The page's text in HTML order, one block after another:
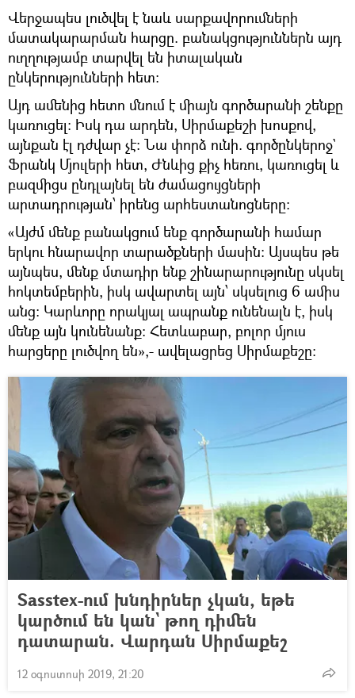
Վերջապես լուծվել է նաև սարքավորումների
մատակարարման հարցը. բանակցություններն այդ
ուղղությամբ տարվել են իտալական
ընկերությունների հետ։
Այդ ամենից հետո մնում է միայն գործարանի շենքը
կառուցել։ Իսկ դա արդեն, Սիրմաքեշի խոսքով,
այնքան էլ դժվար չէ։ Նա փորձ ունի. գործընկերոջ`
Ֆրանկ Մյուլերի հետ, Ժնևից քիչ հեռու, կառուցել և
բազմիցս ընդլայնել են ժամացույցների
արտադրության՝ իրենց արհեստանոցները։
«Այժմ մենք բանակցում ենք գործարանի համար
երկու հնարավոր տարածքների մասին։ Այսպես թե
այնպես, մենք մտադիր ենք շինարարությունը սկսել
հոկտեմբերին, իսկ ավարտել այն՝ սկսելուց 6 ամիս
անց։ Կարևորը որակյալ ապրանք ունենալն է, իսկ
մենք այն կունենանք։ Հետևաբար, բոլոր մյուս
հարցերը լուծվող են»,- ավելացրեց Սիրմաքեշը։
Sasstex-ում խնդիրներ չկան, եթե
կարծում են կան` թող դիմեն
դատարան. Վարդան Սիրմաքեշ
12 օգոստոսի 2019, 21:20